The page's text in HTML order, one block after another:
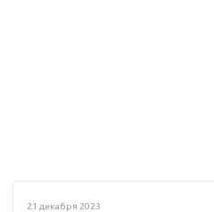
21 декабря 2023